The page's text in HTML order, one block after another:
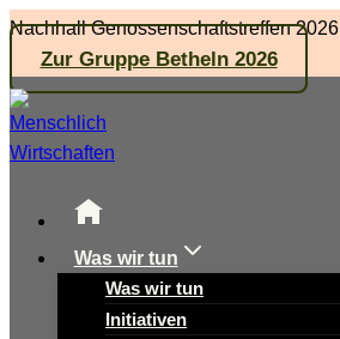
Zum
Inhalt
springen
Nachhall Genossenschaftstreffen 2026
Zur Gruppe Betheln 2026
Was wir tun
Was wir tun
Initiativen